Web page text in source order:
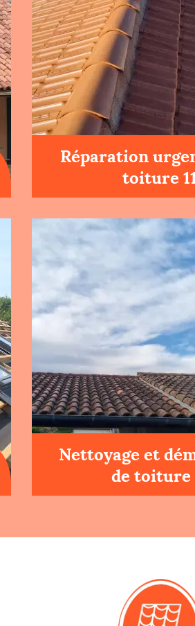
Réparation
toiture
Nettoyage et
de toiture